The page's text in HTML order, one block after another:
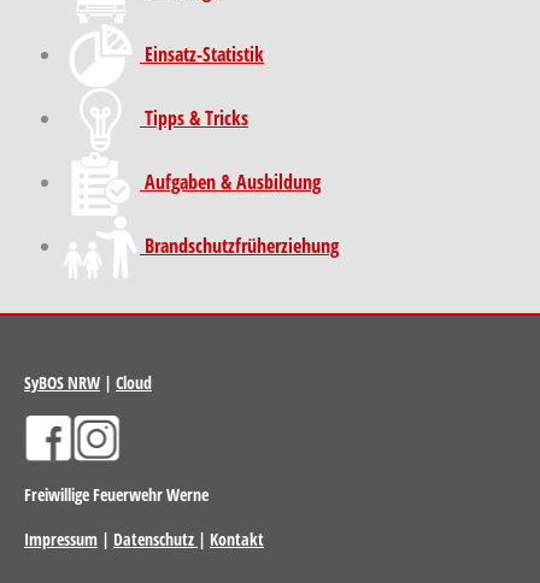
Einsatz-Statistik
Tipps & Tricks
Aufgaben & Ausbildung
Brand­schutz­früh­erziehung
SyBOS NRW | Cloud
Freiwillige Feuerwehr Werne
Impressum | Datenschutz | Kontakt